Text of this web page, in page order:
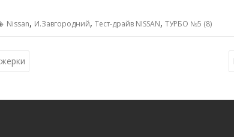
Nissan, И.Завгородний, Тест-драйв NISSAN, ТУРБО №5 (8)